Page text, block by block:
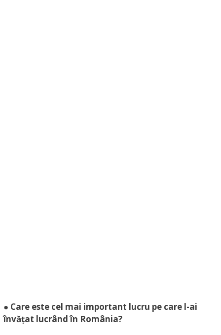
● Care este cel mai important lucru pe care l-ai
învățat lucrând în România?